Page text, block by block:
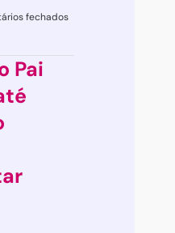
fechadosem
Pai